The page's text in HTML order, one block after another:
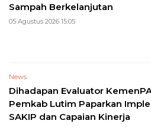
Sampah Berkelanjutan
05 Agustus 2026 15:05
News
Dihadapan Evaluator
Pemkab Lutim Paparkan
SAKIP dan Capaian Kinerja